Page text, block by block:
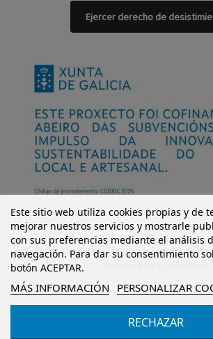
Este sitio web utiliza cookies propias y de
mejorar nuestros servicios y mostrarle
con sus preferencias mediante el análisis
navegación. Para dar su consentimiento
botón ACEPTAR.
MÁS INFORMACIÓN PERSONALIZAR
RECHAZAR
Ejercer derecho de
© Mi Castillo Kinder Shoes S.L. Todos los